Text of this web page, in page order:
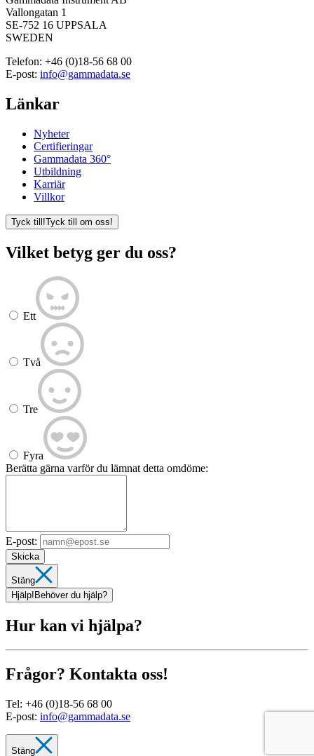
Vallongatan 1
SE-752 16 UPPSALA
SWEDEN
Telefon: +46 (0)18-56 68 00
E-post: info@gammadata.se
Länkar
Nyheter
Certifieringar
Gammadata 360°
Utbildning
Karriär
Villkor
Tyck till!Tyck till om oss!
Vilket betyg ger du oss?
Ett
Två
Tre
Fyra
Berätta gärna varför du lämnat detta omdöme:
E-post:
Skicka
Stäng
Hjälp! Behöver du hjälp?
Hur kan vi hjälpa?
Frågor? Kontakta oss!
Tel: +46 (0)18-56 68 00
E-post: info@gammadata.se
Stäng